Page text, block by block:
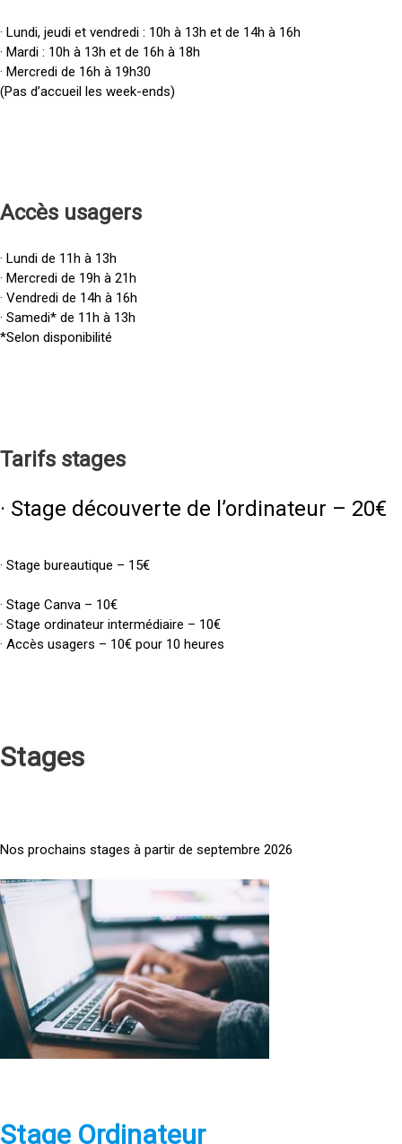
· Lundi, jeudi et vendredi : 10h à 13h et de 14h à 16h
· Mardi : 10h à 13h et de 16h à 18h
· Mercredi de 16h à 19h30
(Pas d’accueil les week-ends)
Accès usagers
· Lundi de 11h à 13h
· Mercredi de 19h à 21h
· Vendredi de 14h à 16h
· Samedi* de 11h à 13h
*Selon disponibilité
Tarifs stages
· Stage découverte de l’ordinateur – 20€
· Stage bureautique – 15€
· Stage Canva – 10€
· Stage ordinateur intermédiaire – 10€
· Accès usagers – 10€ pour 10 heures
Stages
Nos prochains stages à partir de septembre 2026
<
a
h
e
f
pStage Ordinateur